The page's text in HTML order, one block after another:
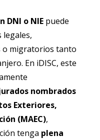
DNI o NIE puede
legales,
o migratorios tanto
En iDISC, este
nombrados
Exteriores,
(MAEC),
tenga plena